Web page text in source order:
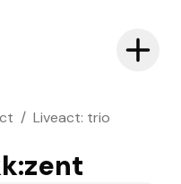
/ Liveact: trio